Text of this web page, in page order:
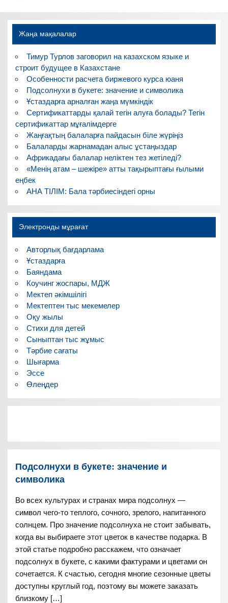
Жаңа мақалалар
Тимур Турлов заговорил на казахском языке и
строит будущее в Казахстане
Особенности расчета биржевого курса юаня
Подсолнухи в букете: значение и символика
Ұстаздарға арналған жаңа мүмкіндік
Сертификаттарды қалай тегін алуға болады? Тегін
сертификаттар мұғалімдерге
Жаңғақтың балаларға пайдасын біле жүріңіз
Балаларды жарнамадан алыс ұстаңыздар
Африкадағы балалар неліктен тез жетіледі?
«Менің атам – шежіре» атты тақырыптағы ғылыми
еңбек
АНА ТІЛІМ: Бала тәрбиесіндегі орны
Электронды мұрағат
Авторлық бағдарлама
Ұстаздарға
Баяндама
Коучинг жоспары, МДЖ
Мектеп әкімшілігі
Мектептен тыс мекемелер
Оқу жылы
Стихи для детей
Сыныптан тыс жұмыс
Тәрбие сағаты
Шығарма
Эссе
Өлеңдер
Подсолнухи в букете: значение и
символика
Во всех культурах и странах мира подсолнух —
символ чего-то теплого, сочного, зрелого, напитанного
солнцем. Про значение подсолнуха не стоит забывать,
когда вы выбираете этот цветок в качестве подарка. В
этой статье подробно расскажем, что означает
подсолнух в букете, с какими фактурами и цветами он
сочетается. К счастью, сегодня многие сезонные цветы
доступны круглый год, поэтому вы можете заказать
близкому […]